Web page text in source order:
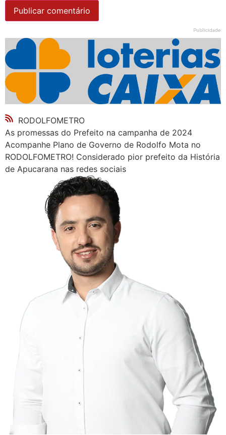
Publicidade
RODOLFOMETRO
As promessas do Prefeito na campanha de 2024
Acompanhe Plano de Governo de Rodolfo Mota no
RODOLFOMETRO! Considerado pior prefeito da História
de Apucarana nas redes sociais